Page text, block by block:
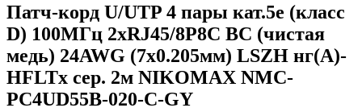
Патч-корд U/UTP 4 пары кат.5e (класс
D) 100МГц 2хRJ45/8P8C BC (чистая
медь) 24AWG (7х0.205мм) LSZH нг(А)-
HFLTx сер. 2м NIKOMAX NMC-
PC4UD55B-020-C-GY